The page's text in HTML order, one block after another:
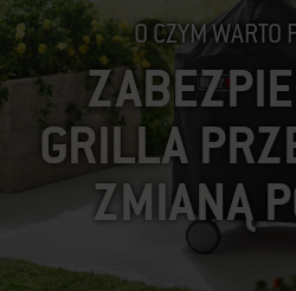
O CZYM WARTO
GRILLA
ZMIANĄ